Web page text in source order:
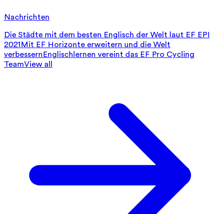
Nachrichten
Die Städte mit dem besten Englisch der Welt laut EF EPI
2021Mit EF Horizonte erweitern und die Welt
verbessernEnglischlernen vereint das EF Pro Cycling
TeamView all